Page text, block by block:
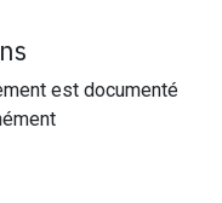
est documenté